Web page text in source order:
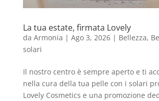
La tua estate, firmata Lovely
da Armonia | Ago 3, 2026| Bellezza,
solari
Il nostro centro è sempre aperto e ti
nella cura della tua pelle con i solari
Lovely Cosmetics e una promozione